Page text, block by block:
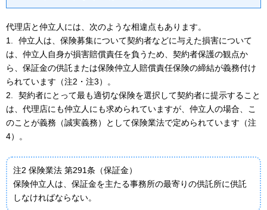
代理店と仲立人には、次のような相違点もあります。
1.
仲立人は、保険募集について契約者などに与えた損害について
は、仲立人自身が損害賠償責任を負うため、契約者保護の観点か
ら、保証金の供託または保険仲立人賠償責任保険の締結が義務付け
られています（注2・注3）。
2.
契約者にとって最も適切な保険を選択して契約者に提示すること
は、代理店にも仲立人にも求められていますが、仲立人の場合、こ
のことが義務（誠実義務）として保険業法で定められています（注
4）。
注2 保険業法 第291条（保証金）
保険仲立人は、保証金を主たる事務所の最寄りの供託所に供託
しなければならない。